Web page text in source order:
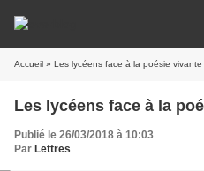
Accueil » Les lycéens face à la poésie vivante
Les lycéens face à la
Publié le 26/03/2018 à 10:03
Par Lettres